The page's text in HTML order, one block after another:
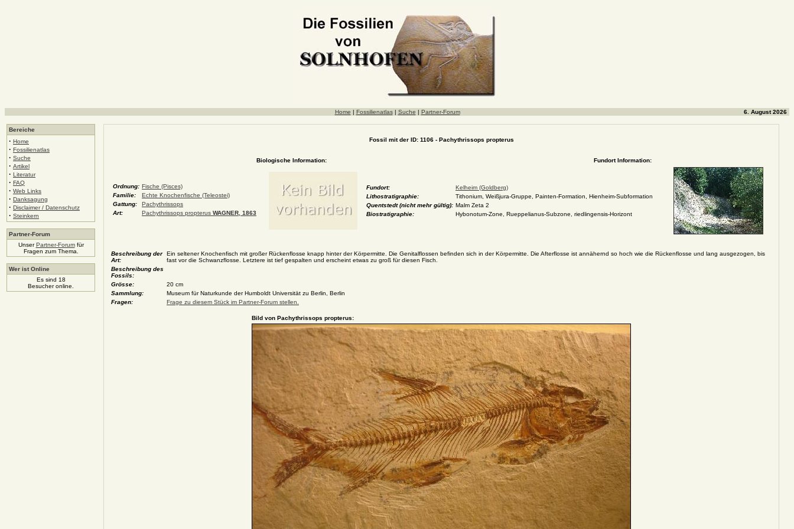
Home | Fossilienatlas| Suche | Partner-Forum 6. August 2026
Bereiche
· Home
· Fossilienatlas
· Suche
· Artikel
· Literatur
· FAQ
· Web Links
· Danksagung
· Disclaimer / Datenschutz
· Steinkern
Partner-Forum
UnserPartner-Forumfür
Fragen zum Thema.
Wer ist Online
Es sind 18
Besucher online.
Fossil mit der ID: 1106 - Pachythrissops propterus
Biologische Information: Fundort Information:
Ordnung: Fische (Pisces)
Familie:
Echte Knochenfische (Teleostei)
Gattung:
Pachythrissops
Art:
Pachythrissops propterus WAGNER, 1863
Fundort:
Kelheim (Goldberg)
Lithostratigraphie:
Tithonium, Weißjura-Gruppe, Painten-Formation, Hienheim-Subformation
Quentstedt (nicht mehr gültig): Malm Zeta 2
Biostratigraphie:
Hybonotum-Zone, Rueppelianus-Subzone, riedlingensis-Horizont
Beschreibung der
Art:
Ein seltener Knochenfisch mit großer Rückenflosse knapp hinter der Körpermitte. Die Genitalflossen befinden sich in der Körpermitte. Die Afterflosse ist annähernd so hoch wie die Rückenflosse und lang ausgezogen, bis
fast vor die Schwanzflosse. Letztere ist tief gespalten und erscheint etwas zu groß für diesen Fisch.
Beschreibung des
Fossils:
Grösse:
20 cm
Sammlung:
Museum für Naturkunde der Humboldt Universität zu Berlin, Berlin
Fragen:
Frage zu diesem Stück im Partner-Forum stellen.
Bild von Pachythrissops propterus: